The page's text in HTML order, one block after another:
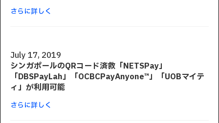
さらに詳しく
July 17, 2019
シンガポールのQRコード済救「NETSPay」
「DBSPayLah」「OCBCPayAnyone™」「UOBマイテ
ィ」が利用可能
さらに詳しく